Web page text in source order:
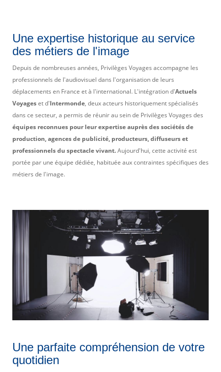
Une expertise historique au service
des métiers de l'image
Depuis de nombreuses années, Privilèges Voyages accompagne les
professionnels de l'audiovisuel dans l'organisation de leurs
déplacements en France et à l'international. L'intégration d'Actuels
Voyageset d'Intermonde, deux acteurs historiquement spécialisés
dans ce secteur, a permis de réunir au sein de Privilèges Voyages des
équipes reconnues pour leur expertise auprès des sociétés de
production, agences de publicité, producteurs, diffuseurs et
professionnels du spectacle vivant.Aujourd'hui, cette activité est
portée par une équipe dédiée, habituée aux contraintes spécifiques des
métiers de l'image.
Une parfaite compréhension de votre
quotidien